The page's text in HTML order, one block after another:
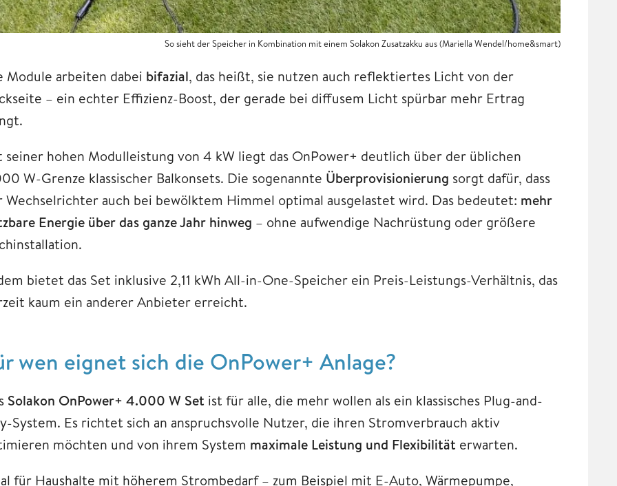
So sieht der Speicher in Kombination mit einem Solakon Zusatzakku aus (Mariella Wendel/home&smart)
Module arbeiten dabei bifazial, das heißt, sie nutzen auch reflektiertes Licht von der
– ein echter Effizienz-Boost, der gerade bei diffusem Licht spürbar mehr Ertrag
seiner hohen Modulleistung von 4 kW liegt das OnPower+ deutlich über der üblichen
W-Grenze klassischer Balkonsets. Die sogenannte Überprovisionierung sorgt dafür, dass
Wechselrichter auch bei bewölktem Himmel optimal ausgelastet wird. Das bedeutet: mehr
Energie über das ganze Jahr hinweg – ohne aufwendige Nachrüstung oder größere
bietet das Set inklusive 2,11 kWh All-in-One-Speicher ein Preis-Leistungs-Verhältnis, das
kaum ein anderer Anbieter erreicht.
wen eignet sich die OnPower+ Anlage?
Solakon OnPower+ 4.000 W Set ist für alle, die mehr wollen als ein klassisches Plug-and-
System. Es richtet sich an anspruchsvolle Nutzer, die ihren Stromverbrauch aktiv
möchten und von ihrem System maximale Leistung und Flexibilität erwarten.
für Haushalte mit höherem Strombedarf – zum Beispiel mit E-Auto, Wärmepumpe,